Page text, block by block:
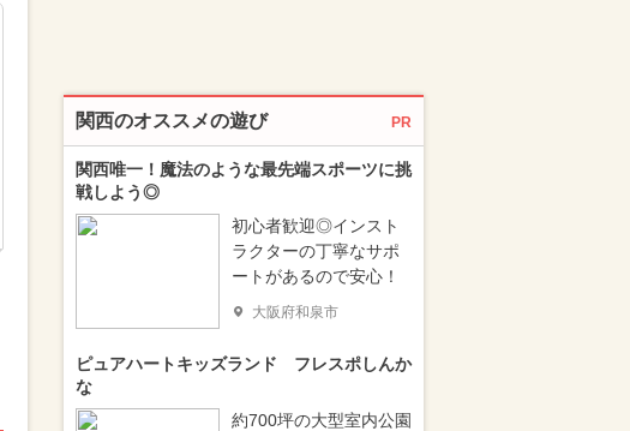
関西のオススメの遊び PR
関西唯一！魔法のような最先端スポーツに挑
戦しよう◎
初心者歓迎◎インスト
ラクターの丁寧なサポ
ートがあるので安心！
大阪府和泉市
ピュアハートキッズランド フレスポしんか
な
約700坪の大型室内公園